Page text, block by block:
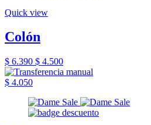
Quick view
Colón
$ 6.390 $ 4.500
$ 4.050